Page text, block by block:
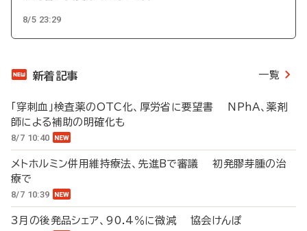
8/5 23:29
新着記事 一覧
「穿刺血」検査薬のOTC化、厚労省に要望書 NPhA、薬剤
師による補助の明確化も
8/7 10:40
メトホルミン併用維持療法、先進Bで審議 初発膠芽腫の治
療で
8/7 10:39
3月の後発品シェア、90.4％に微減 協会けんぽ